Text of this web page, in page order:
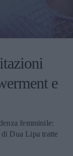
e
femminile:
Dua Lipa tratte